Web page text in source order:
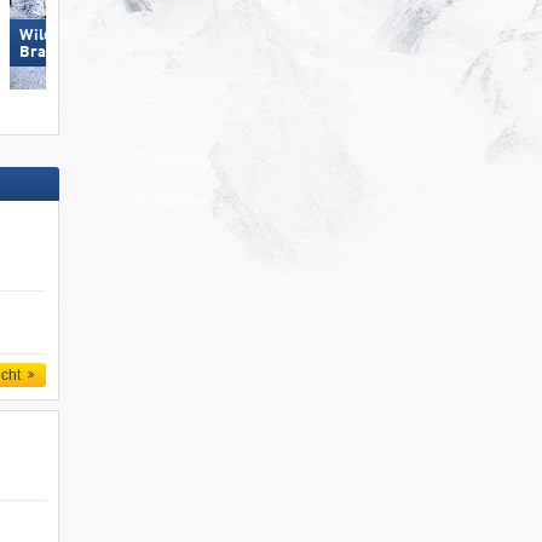
Wildkogel – Neukirchen/​
Bramberg
Pfelders